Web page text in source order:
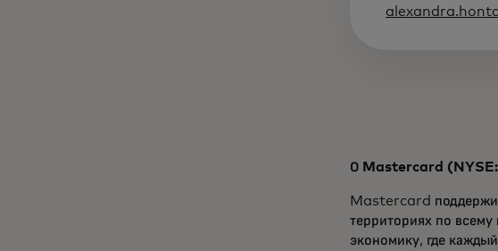
О Mastercard
Mastercard
территориях по
экономику, где